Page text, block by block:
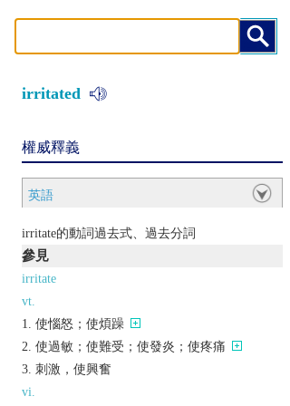
irritated
權威釋義
英語
irritate的動詞過去式、過去分詞
參見
irritate
vt.
使惱怒；使煩躁
使過敏；使難受；使發炎；使疼痛
刺激，使興奮
vi.